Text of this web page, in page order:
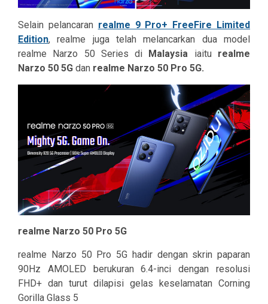
Selain pelancaran realme 9 Pro+ FreeFire Limited
Edition, realme juga telah melancarkan dua model
realme Narzo 50 Series di Malaysia iaitu realme
Narzo 50 5G dan realme Narzo 50 Pro 5G.
realme Narzo 50 Pro 5G
realme Narzo 50 Pro 5G hadir dengan skrin paparan
90Hz AMOLED berukuran 6.4-inci dengan resolusi
FHD+ dan turut dilapisi gelas keselamatan Corning
Gorilla Glass 5